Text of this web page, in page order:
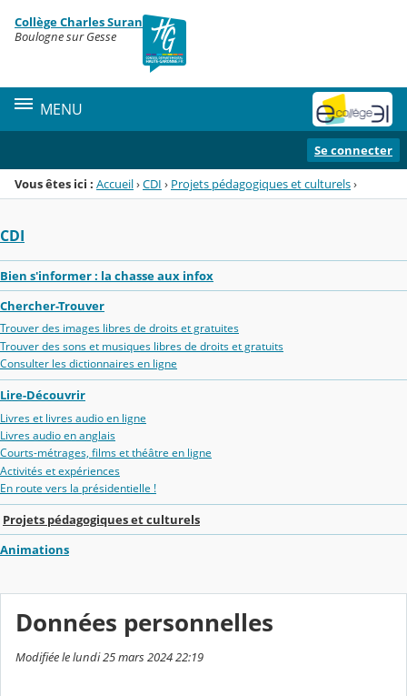
Menu de la rubrique
Contenu
Collège Charles Suran
Boulogne sur Gesse
MENU
Se connecter
Vous êtes ici : Accueil›CDI › Projets pédagogiques et culturels›
CDI
Bien s'informer : la chasse aux infox
Chercher-Trouver
Trouver des images libres de droits et gratuites
Trouver des sons et musiques libres de droits et gratuits
Consulter les dictionnaires en ligne
Lire-Découvrir
Livres et livres audio en ligne
Livres audio en anglais
Courts-métrages, films et théâtre en ligne
Activités et expériences
En route vers la présidentielle !
Projets pédagogiques et culturels
Animations
Données personnelles
Modifiée le lundi 25 mars 2024 22:19